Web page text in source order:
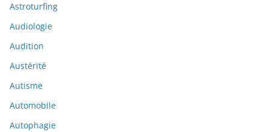
Astroturfing
Audiologie
Audition
Austérité
Autisme
Automobile
Autophagie